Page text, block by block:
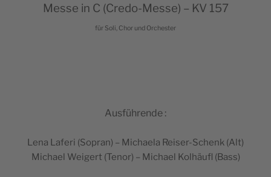
Messe in C (Cre­do-Messe) – KV 157
für Soli, Chor und Orchester
Ausfüh­rende :
Lena Lafe­ri (Sopran) – Michae­la Rei­ser-Schenk (Alt)
Michael Wei­gert (Tenor) – Michael Kolhäu­fl (Bass)